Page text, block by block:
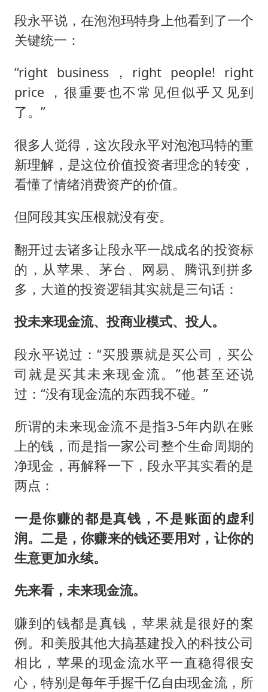
段永平说，在泡泡玛特身上他看到了一个
关键统一：
“right business，right people! right
price ，很重要也不常见但似乎又见到
了。”
很多人觉得，这次段永平对泡泡玛特的重
新理解，是这位价值投资者理念的转变，
看懂了情绪消费资产的价值。
但阿段其实压根就没有变。
翻开过去诸多让段永平一战成名的投资标
的，从苹果、茅台、网易、腾讯到拼多
多，大道的投资逻辑其实就是三句话：
投未来现金流、投商业模式、投人。
段永平说过：“买股票就是买公司，买公
司就是买其未来现金流。”他甚至还说
过：“没有现金流的东西我不碰。”
所谓的未来现金流不是指3-5年内趴在账
上的钱，而是指一家公司整个生命周期的
净现金，再解释一下，段永平其实看的是
两点：
一是你赚的都是真钱，不是账面的虚利
润。二是，你赚来的钱还要用对，让你的
生意更加永续。
先来看，未来现金流。
赚到的钱都是真钱，苹果就是很好的案
例。和美股其他大搞基建投入的科技公司
相比，苹果的现金流水平一直稳得很安
心，特别是每年手握千亿自由现金流，所